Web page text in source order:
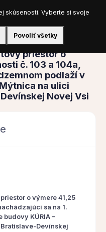
Prihlásiť sa
priestor o
č. 103 a 104a,
podlaží v
na ulici
Novej Vsi
o výmere 41,25
sa na 1.
KÚRIA –
Devínskej
skúsenosti. Vyberte si svoje
Povoliť všetky